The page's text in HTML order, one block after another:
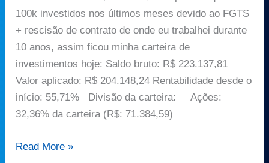
100k investidos nos últimos meses devido ao FGTS
+ rescisão de contrato de onde eu trabalhei durante
10 anos, assim ficou minha carteira de
investimentos hoje: Saldo bruto: R$ 223.137,81
Valor aplicado: R$ 204.148,24 Rentabilidade desde o
início: 55,71% Divisão da carteira: Ações:
32,36% da carteira (R$: 71.384,59)
Read More »